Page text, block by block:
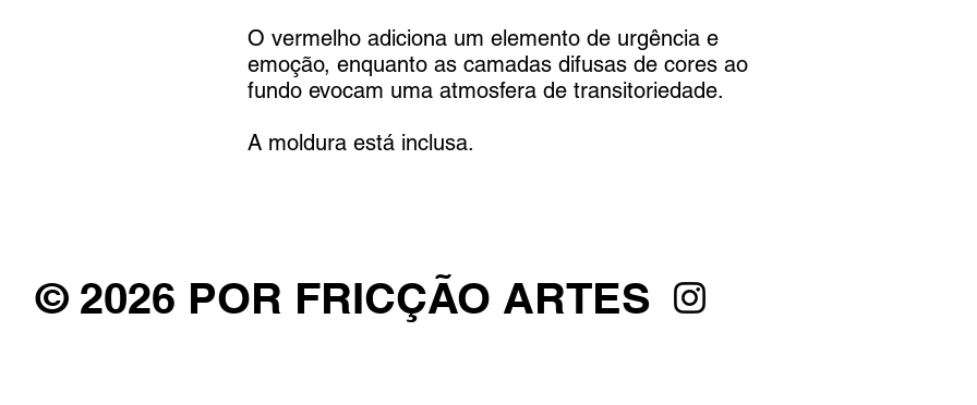
O vermelho adiciona um elemento de urgência e
emoção, enquanto as camadas difusas de cores ao
fundo evocam uma atmosfera de transitoriedade.
A moldura está inclusa.
© 2026 POR FRICÇÃO ARTES